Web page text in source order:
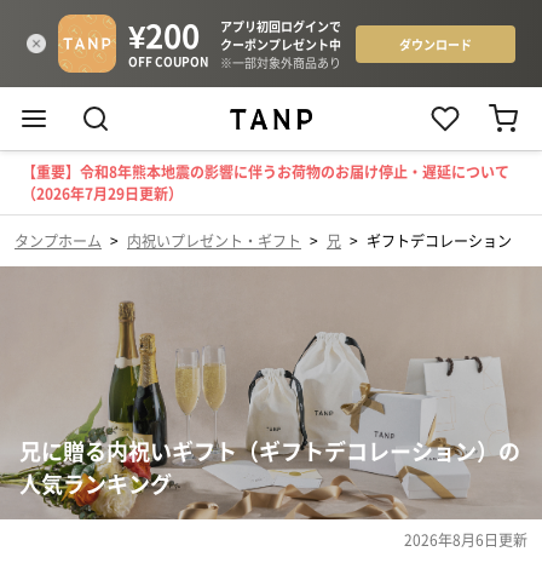
【重要】令和8年熊本地震の影響に伴うお荷物のお届け停止・遅延について
（2026年7月29日更新）
タンプホーム > 内祝いプレゼント・ギフト > 兄 > ギフトデコレーション
兄に贈る内祝いギフト（ギフトデコレーション）の
人気ランキング
2026年8月6日更新